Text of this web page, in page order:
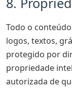
Todo o
logos, textos,
protegido por
propriedade
autorizada de